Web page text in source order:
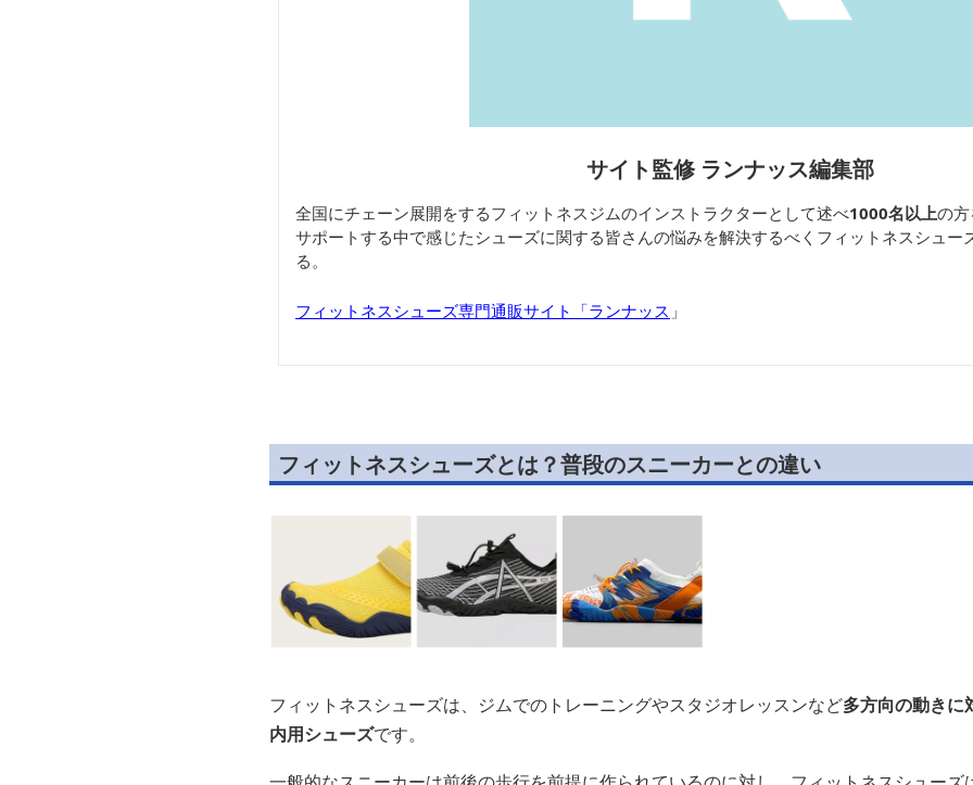
サイト監修 ランナッス編集部
全国にチェーン展開をするフィットネスジムのインストラクターとして述べ1000名以上の
サポートする中で感じたシューズに関する皆さんの悩みを解決するべくフィットネスシュー
る。
フィットネスシューズ専門通販サイト「ランナッス 」
フィットネスシューズとは？普段のスニーカーとの違い
フィットネスシューズは、ジムでのトレーニングやスタジオレッスンなど多方向の動きに
内用シューズです。